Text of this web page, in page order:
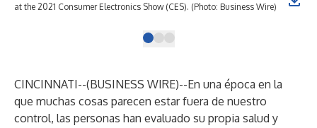
at the 2021 Consumer Electronics Show (CES). (Photo: Business Wire)
CINCINNATI--(BUSINESS WIRE)--En una época en la
que muchas cosas parecen estar fuera de nuestro
control, las personas han evaluado su propia salud y